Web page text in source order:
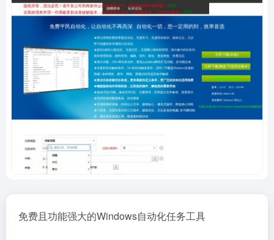
免费且功能强大的Windows自动化任务工具